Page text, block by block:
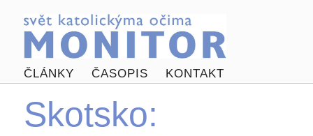
ČLÁNKY ČASOPIS KONTAKT
Skotsko: